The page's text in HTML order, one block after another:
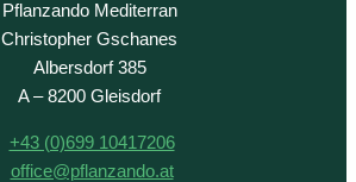
Pflanzando Mediterran
Christopher Gschanes
Albersdorf 385
A – 8200 Gleisdorf
+43 (0)699 10417206
office@pflanzando.at